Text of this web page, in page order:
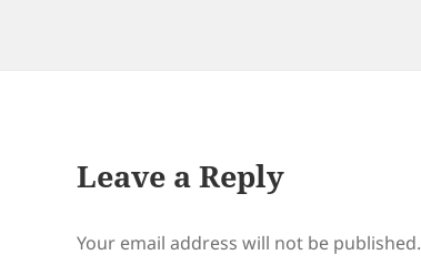
Leave a Reply
Your email address will not be published.